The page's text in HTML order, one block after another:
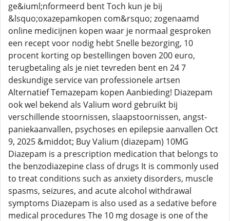
ge&iuml;nformeerd bent Toch kun je bij
&lsquo;oxazepamkopen com&rsquo; zogenaamd
online medicijnen kopen waar je normaal gesproken
een recept voor nodig hebt Snelle bezorging, 10
procent korting op bestellingen boven 200 euro,
terugbetaling als je niet tevreden bent en 24 7
deskundige service van professionele artsen
Alternatief Temazepam kopen Aanbieding! Diazepam
ook wel bekend als Valium word gebruikt bij
verschillende stoornissen, slaapstoornissen, angst-
paniekaanvallen, psychoses en epilepsie aanvallen Oct
9, 2025 &middot; Buy Valium (diazepam) 10MG
Diazepam is a prescription medication that belongs to
the benzodiazepine class of drugs It is commonly used
to treat conditions such as anxiety disorders, muscle
spasms, seizures, and acute alcohol withdrawal
symptoms Diazepam is also used as a sedative before
medical procedures The 10 mg dosage is one of the